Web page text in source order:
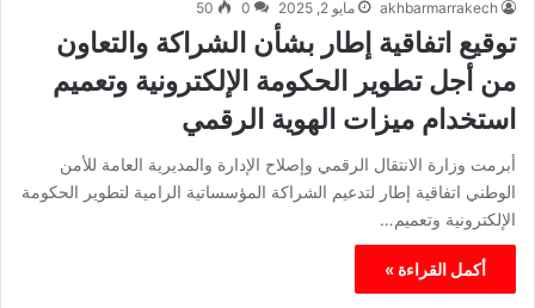
akhbarmarrakech مايو 2, 2025 0
50
توقيع اتفاقية إطار بشأن الشراكة والتعاون
من أجل تطوير الحكومة الإلكترونية وتعميم
استخدام ميزات الهوية الرقمي
أبرمت وزارة الانتقال الرقمي وإصلاح الإدارة والمديرية العامة للأمن
الوطني اتفاقية إطار لتدعيم الشراكة المؤسساتية الرامية لتطوير الحكومة
الإلكترونية وتعميم…
أكمل القراءة »